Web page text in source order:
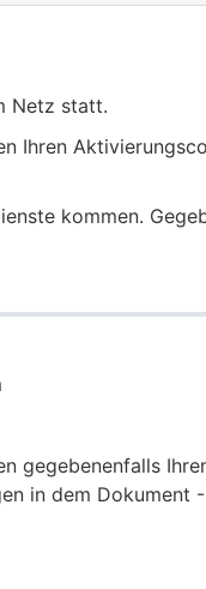
Netz statt.
Ihren
kommen.
gegebenenfalls
in dem Dokument -